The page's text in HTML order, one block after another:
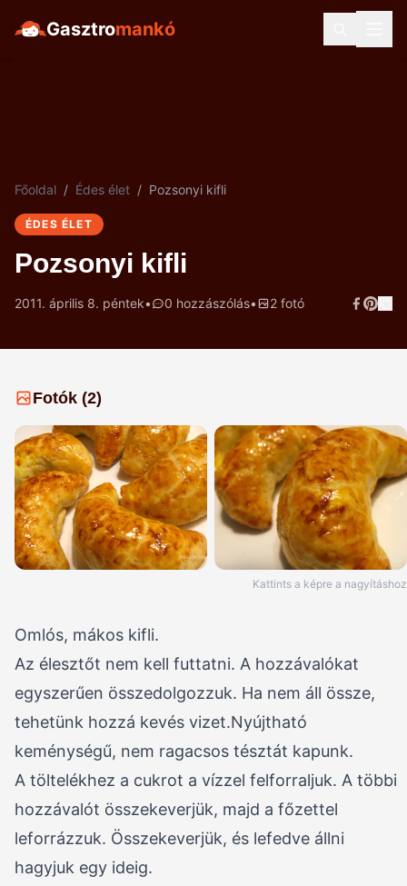
Gasztromankó
Főoldal / Édes élet / Pozsonyi kifli
ÉDES ÉLET
Pozsonyi kifli
2011. április 8. péntek• 0 hozzászólás• 2 fotó
Fotók (2)
Kattints a képre a nagyításhoz
Omlós, mákos kifli.
Az élesztőt nem kell futtatni. A hozzávalókat
egyszerűen összedolgozzuk. Ha nem áll össze,
tehetünk hozzá kevés vizet.Nyújtható
keménységű, nem ragacsos tésztát kapunk.
A töltelékhez a cukrot a vízzel felforraljuk. A többi
hozzávalót összekeverjük, majd a főzettel
leforrázzuk. Összekeverjük, és lefedve állni
hagyjuk egy ideig.